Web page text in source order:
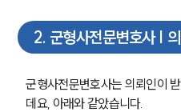
2. 군형사전문변호사 |
군형사전문변호사는 의뢰인이
데요, 아래와 같았습니다.